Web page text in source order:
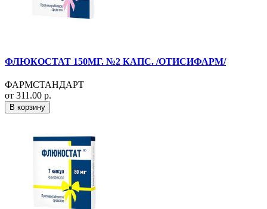
ФЛЮКОСТАТ 150МГ. №2 КАПС. /ОТИСИФАРМ/
ФАРМСТАНДАРТ
от 311.00 р.
В корзину